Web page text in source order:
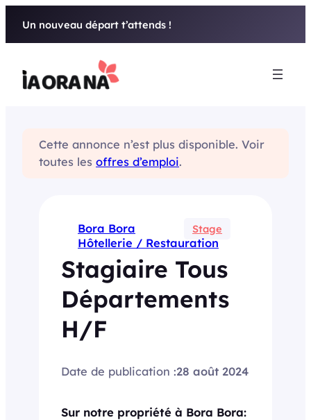
Un nouveau départ t’attends !
Cette annonce n’est plus disponible. Voir
toutes les offres d’emploi.
Bora Bora Stage
Hôtellerie / Restauration
Stagiaire Tous
Départements
H/F
Date de publication :28 août 2024
Sur notre propriété à Bora Bora: